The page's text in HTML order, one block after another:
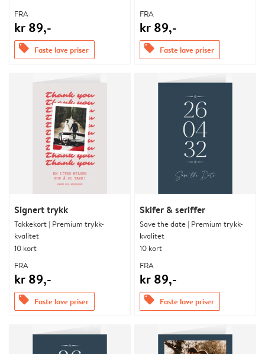
FRA
kr 89,-
offers Faste lave priser
FRA
kr 89,-
offers Faste lave priser
Signert trykk
Takkekort | Premium trykk-
kvalitet
10 kort
FRA
kr 89,-
offers Faste lave priser
Skifer & seriffer
Save the date | Premium trykk-
kvalitet
10 kort
FRA
kr 89,-
offers Faste lave priser